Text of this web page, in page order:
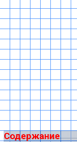
Содержание